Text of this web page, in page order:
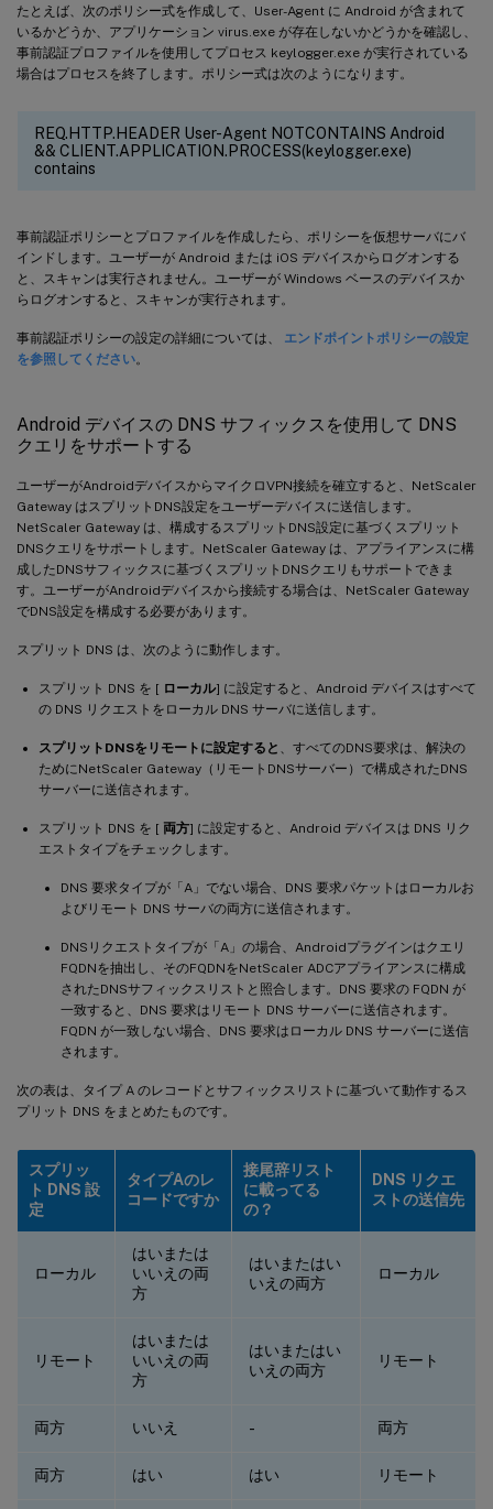
たとえば、次のポリシー式を作成して、User-Agent に Android が含まれて
いるかどうか、アプリケーション virus.exe が存在しないかどうかを確認し、
事前認証プロファイルを使用してプロセス keylogger.exe が実行されている
場合はプロセスを終了します。ポリシー式は次のようになります。
REQ.HTTP.HEADER User-Agent NOTCONTAINS Android
&& CLIENT.APPLICATION.PROCESS(keylogger.exe)
contains
事前認証ポリシーとプロファイルを作成したら、ポリシーを仮想サーバにバ
インドします。ユーザーが Android または iOS デバイスからログオンする
と、スキャンは実行されません。ユーザーが Windows ベースのデバイスか
らログオンすると、スキャンが実行されます。
事前認証ポリシーの設定の詳細については、 エンドポイントポリシーの設定
を参照してください。
Android デバイスの DNS サフィックスを使用して DNS
クエリをサポートする
ユーザーがAndroidデバイスからマイクロVPN接続を確立すると、NetScaler
Gateway はスプリットDNS設定をユーザーデバイスに送信します。
NetScaler Gateway は、構成するスプリットDNS設定に基づくスプリット
DNSクエリをサポートします。NetScaler Gateway は、アプライアンスに構
成したDNSサフィックスに基づくスプリットDNSクエリもサポートできま
す。ユーザーがAndroidデバイスから接続する場合は、NetScaler Gateway
でDNS設定を構成する必要があります。
スプリット DNS は、次のように動作します。
スプリット DNS を [ ローカル] に設定すると、Android デバイスはすべて
の DNS リクエストをローカル DNS サーバに送信します。
スプリットDNSをリモートに設定すると
、すべてのDNS要求は、解決の
ためにNetScaler Gateway（リモートDNSサーバー）で構成されたDNS
サーバーに送信されます。
スプリット DNS を [ 両方] に設定すると、Android デバイスは DNS リク
エストタイプをチェックします。
DNS 要求タイプが「A」でない場合、DNS 要求パケットはローカルお
よびリモート DNS サーバの両方に送信されます。
DNSリクエストタイプが「A」の場合、Androidプラグインはクエリ
FQDNを抽出し、そのFQDNをNetScaler ADCアプライアンスに構成
されたDNSサフィックスリストと照合します。DNS 要求の FQDN が
一致すると、DNS 要求はリモート DNS サーバーに送信されます。
FQDN が一致しない場合、DNS 要求はローカル DNS サーバーに送信
されます。
次の表は、タイプ A のレコードとサフィックスリストに基づいて動作するス
プリット DNS をまとめたものです。
スプリッ
ト DNS 設
定
タイプAのレ
コードですか
接尾辞リスト
に載ってる
の？
DNS リクエ
ストの送信先
ローカル
はいまたは
いいえの両
方
はいまたはい
いえの両方
ローカル
リモート
はいまたは
いいえの両
方
はいまたはい
いえの両方
リモート
両方 いいえ - 両方
両方 はい はい リモート